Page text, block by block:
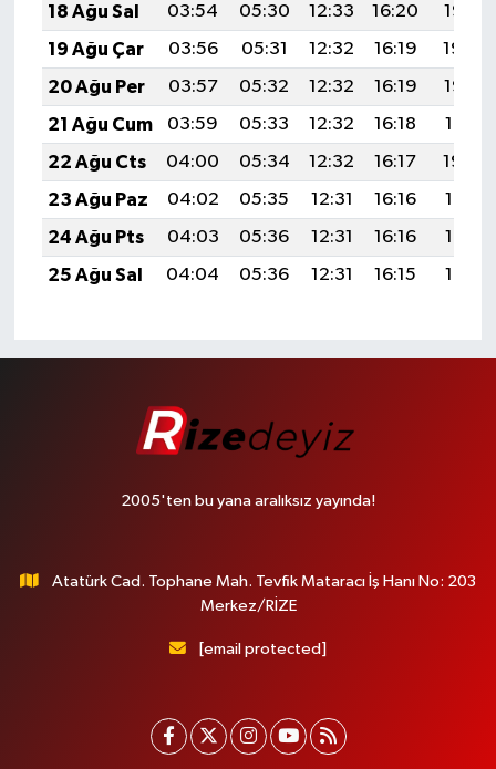
18 Ağu Sal
03:54 05:30 12:33 16:20
19:26
19 Ağu Çar
03:56 05:31 12:32 16:19
19:24
20 Ağu Per
03:57 05:32 12:32 16:19
19:23
21 Ağu Cum
03:59 05:33 12:32 16:18
19:21
22 Ağu Cts
04:00 05:34 12:32 16:17
19:20
23 Ağu Paz
04:02 05:35 12:31 16:16
19:18
24 Ağu Pts
04:03 05:36 12:31 16:16
19:17
25 Ağu Sal
04:04 05:36 12:31 16:15 19:15
2005'ten bu yana aralıksız yayında!
Atatürk Cad. Tophane Mah. Tevfik Mataracı İş Hanı No: 203
Merkez/RİZE
[email protected]